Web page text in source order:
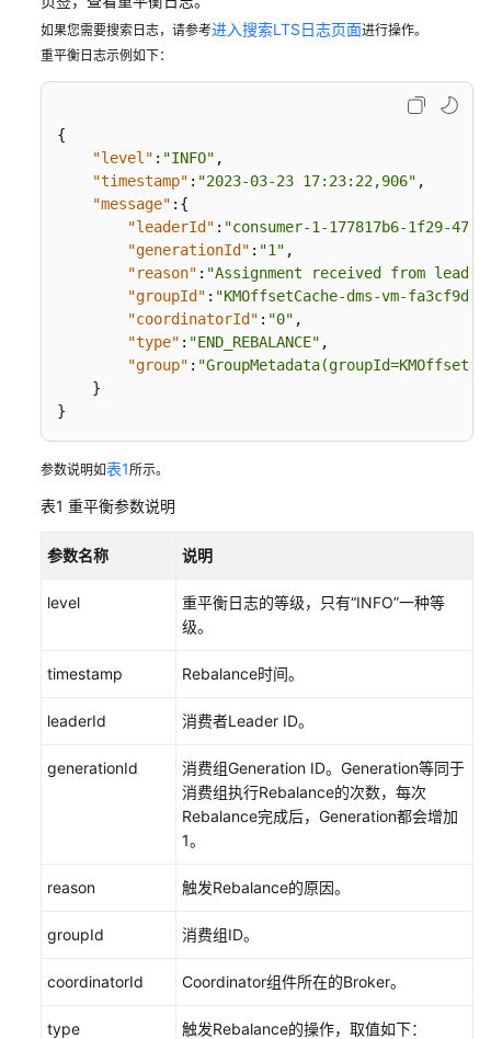
理
消
Kafka
消
信
看
信
看
消
进
如果您需要搜索日志，请参考进入搜索LTS日志页面进行操作。
重平衡日志示例如下：
{
"level" : "INFO" ,
"timestamp" : "2023-03-23 17:23:22,906" ,
"message" : {
"leaderId" : "consumer-1-177817b6-1f29-
"generationId" : "1" ,
"reason" : "Assignment received from
"groupId" : "KMOffsetCache-dms-vm-
"coordinatorId" : "0" ,
"type" : "END_REBALANCE" ,
"group" :
}
}
参数说明如表1所示。
表1 重平衡参数说明
参数名称 说明
level
重平衡日志的等级，只有“INFO”一种等
级。
timestamp Rebalance时间。
leaderId 消费者Leader ID。
generationId
消费组Generation ID。Generation等同于
消费组执行Rebalance的次数，每次
Rebalance完成后，Generation都会增加
1。
reason 触发Rebalance的原因。
groupId 消费组ID。
coordinatorId Coordinator组件所在的Broker。
type
触发Rebalance的操作，取值如下：